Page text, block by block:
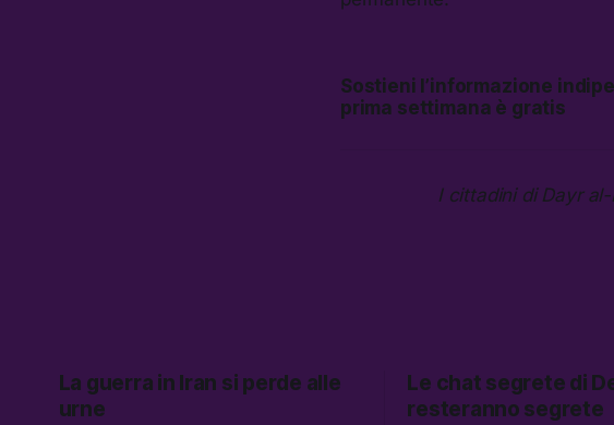
Sostieni l’informazione
prima settimana è gratis
I cittadini di Dayr
La guerra in Iran si perde alle
urne
Le chat segrete di
resteranno segrete